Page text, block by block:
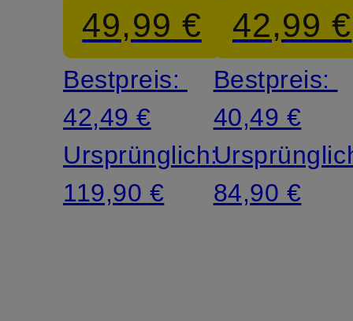
49,99 €
Bestpreis:
42,49 €
Ursprünglich:
119,90 €
42,99 €
Bestpreis:
40,49 €
84,90 €